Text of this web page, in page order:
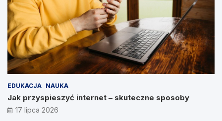
EDUKACJA NAUKA
Jak przyspieszyć internet – skuteczne sposoby
17 lipca 2026